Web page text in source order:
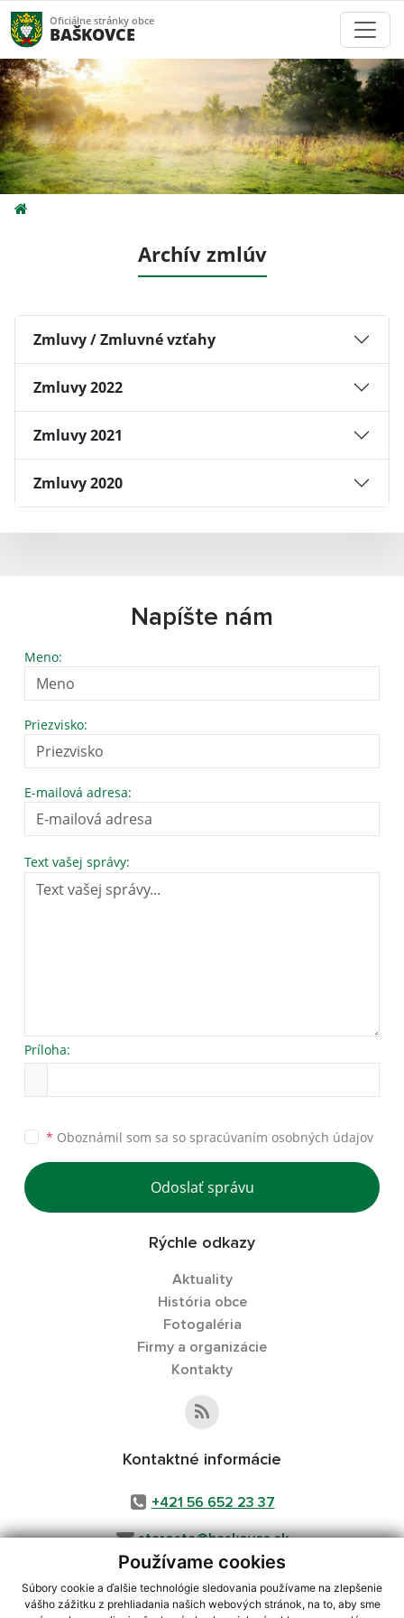
Používame cookies
Súbory cookie a ďalšie technológie sledovania používame na zlepšenie
vášho zážitku z prehliadania našich webových stránok, na to, aby sme
Oficiálne stránky obce
BAŠKOVCE
Archív zmlúv
Zmluvy / Zmluvné vzťahy
Zmluvy 2022
Zmluvy 2021
Zmluvy 2020
Napíšte nám
Meno:
Priezvisko:
E-mailová adresa:
Text vašej správy:
Príloha:
* Oboznámil som sa so spracúvaním osobných údajov
Odoslať správu
Rýchle odkazy
Aktuality
História obce
Fotogaléria
Firmy a organizácie
Kontakty
Kontaktné informácie
+421 56 652 23 37
starosta@baskovce.sk